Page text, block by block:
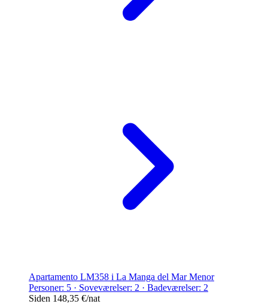
Apartamento LM358 i La Manga del Mar Menor
Personer: 5 · Soveværelser: 2 · Badeværelser: 2
Siden 148,35 €/nat